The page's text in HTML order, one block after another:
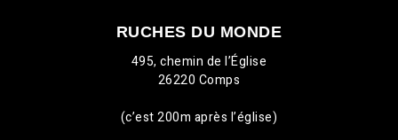
RUCHES DU MONDE
495, chemin de l’Église
26220 Comps
(c’est 200m après l’église)